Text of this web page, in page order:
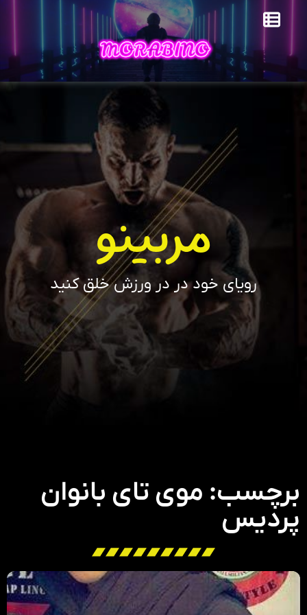
مربینو
رویای خود در در ورزش خلق کنید
برچسب: موی تای بانوان
پردیس